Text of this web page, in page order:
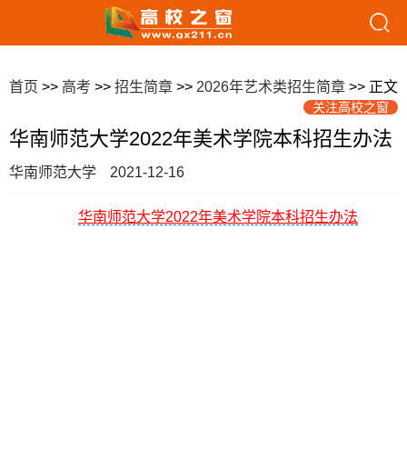
首页 >> 高考 >> 招生简章 >> 2026年艺术类招生简章 >> 正文
关注高校之窗
华南师范大学2022年美术学院本科招生办法
华南师范大学 2021-12-16
华南师范大学2022年美术学院本科招生办法